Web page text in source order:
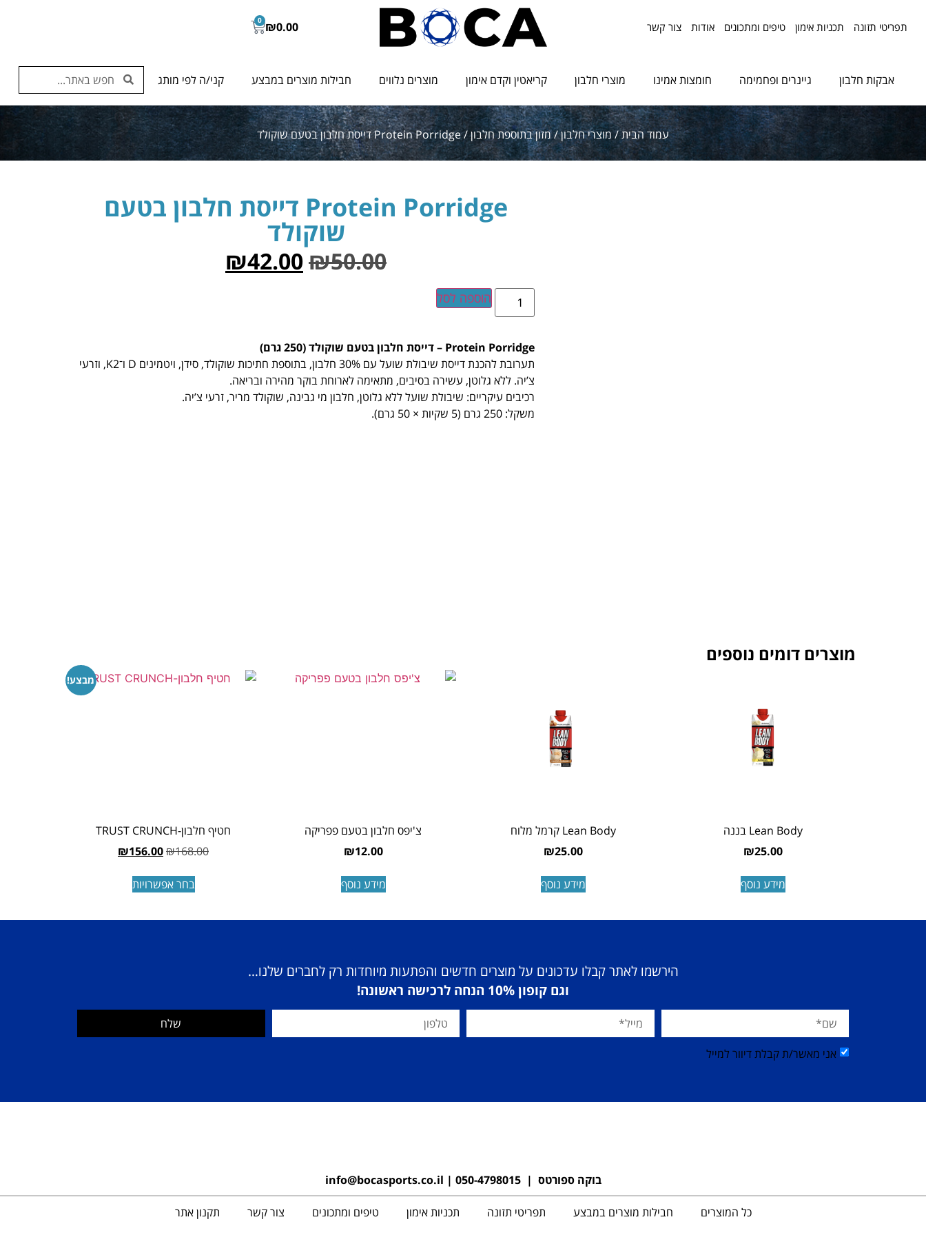
תפריטי תזונה תכניות אימון טיפים ומתכונים אודות צור קשר ₪0.00
0
אבקות חלבון גיינרים ופחמימה חומצות אמינו מוצרי חלבון קריאטין וקדם אימון מוצרים נלווים חבילות מוצרים במבצע קני/ה לפי מותג
עמוד הבית/מוצרי חלבון/מזון בתוספת חלבון/ Protein Porridge דייסת חלבון בטעם שוקולד
Protein Porridge דייסת חלבון בטעם
שוקולד
₪50.00
₪42.00
הוספה לסל
Protein Porridge – דייסת חלבון בטעם שוקולד (250 גרם)
תערובת להכנת דייסת שיבולת שועל עם 30% חלבון, בתוספת חתיכות שוקולד, סידן, ויטמינים D ו־K2, וזרעי
צ’יה. ללא גלוטן, עשירה בסיבים, מתאימה לארוחת בוקר מהירה ובריאה.
רכיבים עיקריים: שיבולת שועל ללא גלוטן, חלבון מי גבינה, שוקולד מריר, זרעי צ’יה.
משקל: 250 גרם (5 שקיות × 50 גרם).
מוצרים דומים נוספים
Lean Body בננה
₪25.00
מידע נוסף
Lean Body קרמל מלוח
₪25.00
מידע נוסף
צ'יפס חלבון בטעם פפריקה
₪12.00
מידע נוסף
מבצע!
חטיף חלבון-TRUST CRUNCH
₪168.00
₪156.00
בחר אפשרויות
הירשמו לאתר קבלו עדכונים על מוצרים חדשים והפתעות מיוחדות רק לחברים שלנו…
וגם קופון 10% הנחה לרכישה ראשונה!
אני מאשר/ת קבלת דיוור למייל
שלח
בוקה ספורטס | 050-4798015
|
info@bocasports.co.il
כל המוצרים חבילות מוצרים במבצע תפריטי תזונה תכניות אימון טיפים ומתכונים צור קשר תקנון אתר